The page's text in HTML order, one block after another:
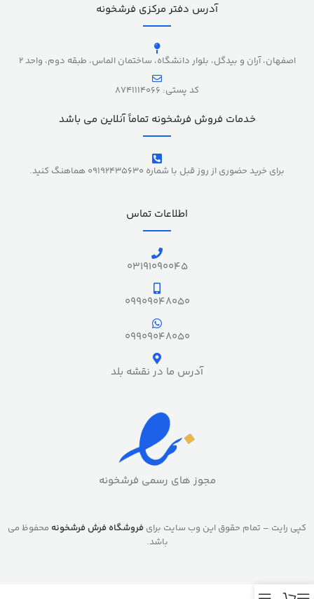
آدرس دفتر مرکزی فرشخونه
اصفهان، آران و بیدگل، بلوار دانشگاه، ساختمان الماس، طبقه دوم، واحد 2
کد پستی: 8741114066
خدمات فروش فرشخونه تماماً آنلاین می باشد
برای خرید حضوری از روز قبل با شماره 09192435630 هماهنگ کنید.
اطلاعات تماس
03191090045
09909048050
09909048050
آدرس ما در نقشه بلد
مجوز های رسمی فرشخونه
کپی رایت – تمام حقوق این وب سایت برای فروشگاه فرش فرشخونه محفوظ می
باشد.